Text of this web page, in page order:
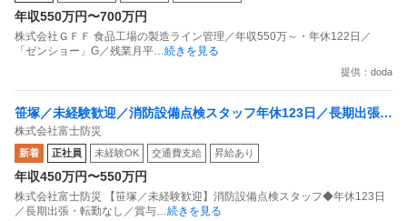
年収550万円〜700万円
株式会社ＧＦＦ 食品工場の製造ライン管理／年収550万～・年休122日／
「ゼンショー」G／残業月平…続きを見る
提供：doda
笹塚／未経験歓迎／消防設備点検スタッフ年休123日／長期出張・
転勤なし／賞与2回／大林組グループ
株式会社富士防災
新着 正社員 未経験OK 交通費支給 昇給あり
年収450万円〜550万円
株式会社富士防災 【笹塚／未経験歓迎】消防設備点検スタッフ◆年休123日
／長期出張・転勤なし／賞与…続きを見る